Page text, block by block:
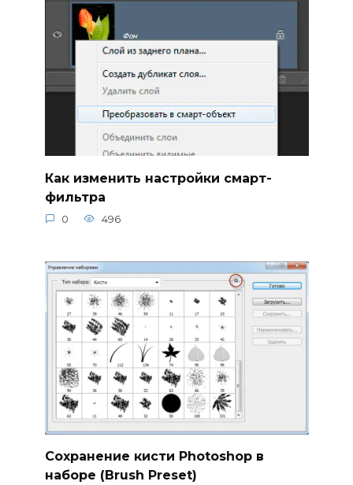
Как изменить настройки смарт-
фильтра
0 496
Сохранение кисти Photoshop в
наборе (Brush Preset)